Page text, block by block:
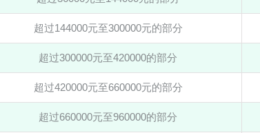
超过144000元至300000元的部分
超过300000元至420000的部分
超过420000元至660000元的部分
超过660000元至960000的部分